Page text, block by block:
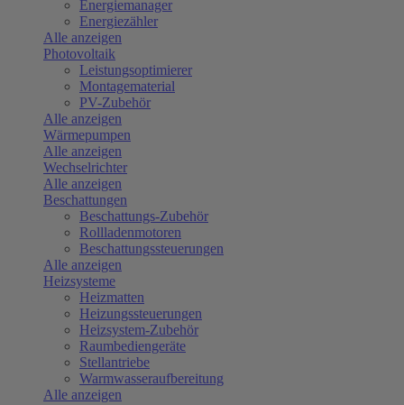
Energiemanager
Energiezähler
Alle anzeigen
Photovoltaik
Leistungsoptimierer
Montagematerial
PV-Zubehör
Alle anzeigen
Wärmepumpen
Alle anzeigen
Wechselrichter
Alle anzeigen
Beschattungen
Beschattungs-Zubehör
Rollladenmotoren
Beschattungssteuerungen
Alle anzeigen
Heizsysteme
Heizmatten
Heizungssteuerungen
Heizsystem-Zubehör
Raumbediengeräte
Stellantriebe
Warmwasseraufbereitung
Alle anzeigen